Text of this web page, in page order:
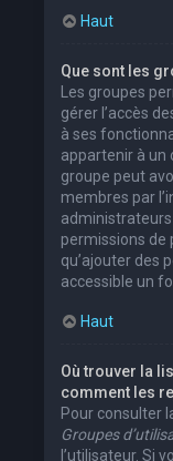
Haut
Que sont les
Les groupes
gérer l’accès
à ses
appartenir à un
groupe peut
membres par
permissions de
qu’ajouter des
accessible un
Haut
Où trouver la
comment les
Pour consulter
Groupes
l’utilisateur. Si